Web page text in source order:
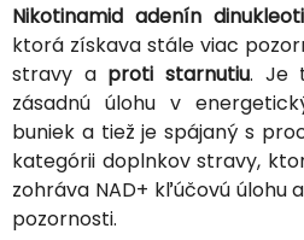
Nikotinamid adenín
ktorá získava stále viac
stravy a proti starnutiu. Je
zásadnú úlohu v
buniek a tiež je spájaný s
kategórii doplnkov stravy,
zohráva NAD+ kľúčovú úlohu
pozornosti.